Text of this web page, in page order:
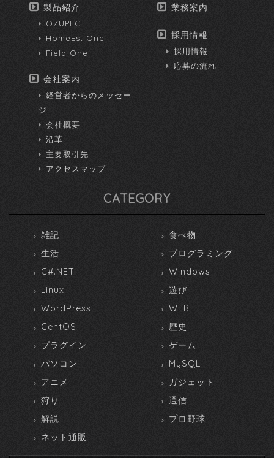
製品紹介
OZUPLC
HomeEst One
Field One
会社案内
経営者からのメッセー
ジ
会社概要
沿革
主要取引先
アクセスマップ
業務案内
採用情報
採用情報
応募の流れ
CATEGORY
雑記
食べ物
生活
プログラミング
C#.NET
Windows
Linux
遊び
WordPress
WEB
CentOS
歴史
プラグイン
ゲーム
パソコン
MySQL
アニメ
ガジェット
狩り
通信
解説
プロ野球
ネット通販